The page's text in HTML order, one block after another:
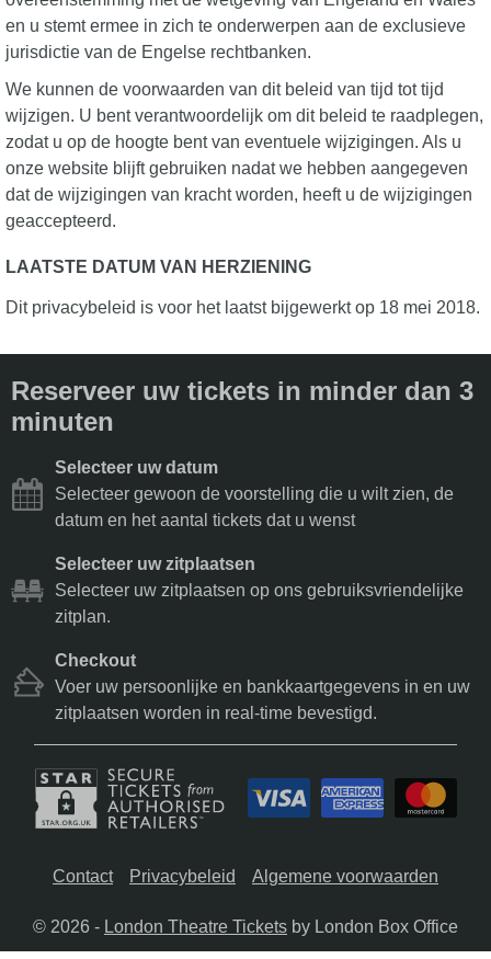
en u stemt ermee in zich te onderwerpen aan de exclusieve
jurisdictie van de Engelse rechtbanken.
We kunnen de voorwaarden van dit beleid van tijd tot tijd
wijzigen. U bent verantwoordelijk om dit beleid te raadplegen,
zodat u op de hoogte bent van eventuele wijzigingen. Als u
onze website blijft gebruiken nadat we hebben aangegeven
dat de wijzigingen van kracht worden, heeft u de wijzigingen
geaccepteerd.
LAATSTE DATUM VAN HERZIENING
Dit privacybeleid is voor het laatst bijgewerkt op 18 mei 2018.
Reserveer uw tickets in minder dan 3
minuten
Selecteer uw datum
Selecteer gewoon de voorstelling die u wilt zien, de
datum en het aantal tickets dat u wenst
Selecteer uw zitplaatsen
Selecteer uw zitplaatsen op ons gebruiksvriendelijke
zitplan.
Checkout
Voer uw persoonlijke en bankkaartgegevens in en uw
zitplaatsen worden in real-time bevestigd.
Contact Privacybeleid Algemene voorwaarden
© 2026 - London Theatre Tickets by London Box Office